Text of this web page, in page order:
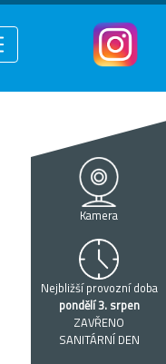
Kamera
Nejbližší provozní doba
pondělí 3. srpen
ZAVŘENO
SANITÁRNÍ DEN